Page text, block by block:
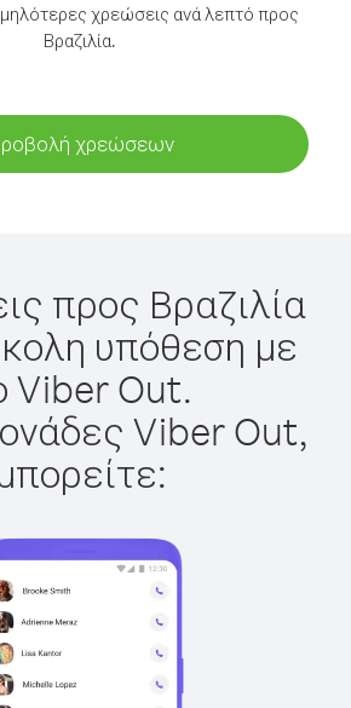
χρεώσεις ανά λεπτό προς
Βραζιλία.
χρεώσεων
προς Βραζιλία
υπόθεση με
Viber Out.
Viber Out,